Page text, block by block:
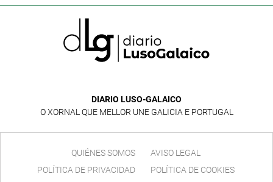
DIARIO LUSO-GALAICO
O XORNAL QUE MELLOR UNE GALICIA E PORTUGAL
QUIÉNES SOMOS
AVISO LEGAL
POLÍTICA DE PRIVACIDAD
POLÍTICA DE COOKIES